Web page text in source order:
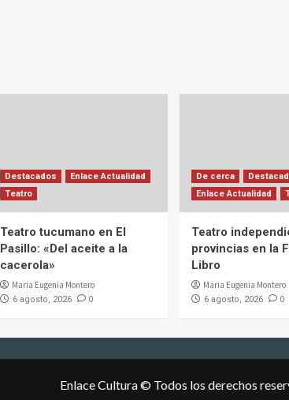
Destacados
Enlace Actualidad
Teatro
Teatro tucumano en El
Pasillo: «Del aceite a la
cacerola»
Maria Eugenia Montero
6 agosto, 2026 0
De cerca
Enlace Actualidad
Teatro
provincias en la
Libro
Maria Eugenia Montero
6 agosto, 2026 0
Enlace Cultura © Todos los derechos